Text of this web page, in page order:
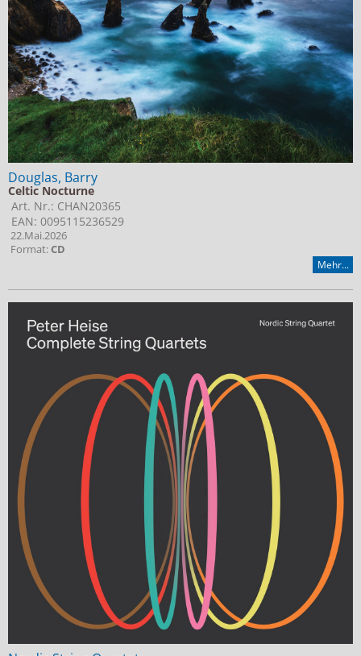
Douglas, Barry
Celtic Nocturne
Art. Nr.: CHAN20365
EAN: 0095115236529
22.Mai.2026
Format:CD
Mehr...